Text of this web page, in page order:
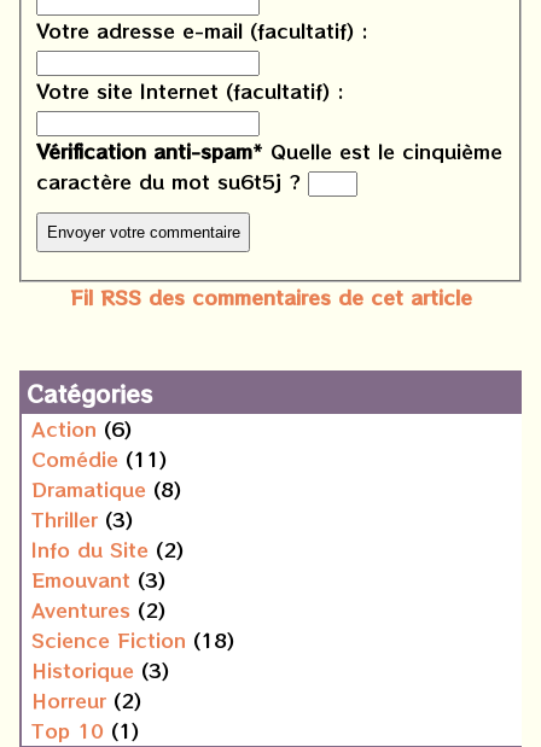
Votre adresse e-mail (facultatif) :
Votre site Internet (facultatif) :
Vérification anti-spam* Quelle est le cinquième
caractère du mot su6t5j ?
Fil RSS des commentaires de cet article
Catégories
Action (6)
Comédie (11)
Dramatique (8)
Thriller (3)
Info du Site (2)
Emouvant (3)
Aventures (2)
Science Fiction (18)
Historique (3)
Horreur (2)
Top 10 (1)